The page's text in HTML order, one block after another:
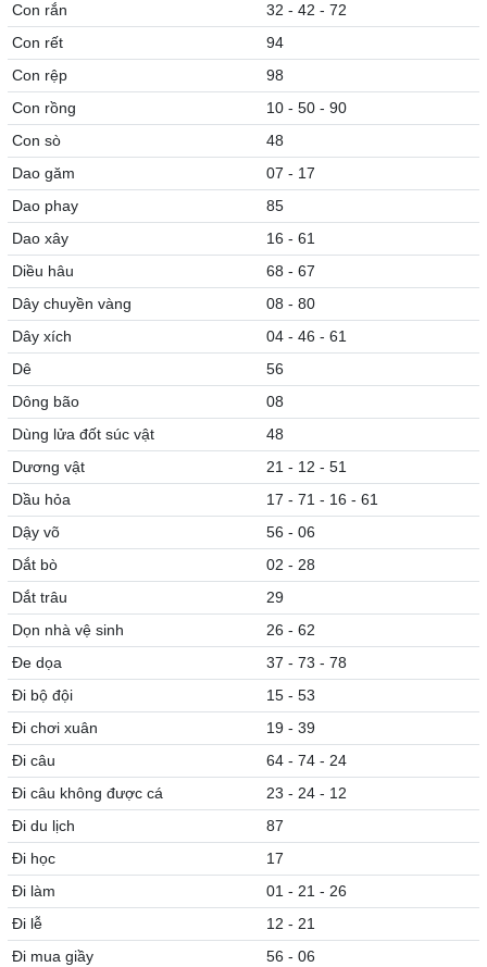
Con rắn
32 - 42 - 72
Con rết
94
Con rệp
98
Con rồng
10 - 50 - 90
Con sò
48
Dao găm
07 - 17
Dao phay
85
Dao xây
16 - 61
Diều hâu
68 - 67
Dây chuyền vàng
08 - 80
Dây xích
04 - 46 - 61
Dê
56
Dông bão
08
Dùng lửa đốt súc vật
48
Dương vật
21 - 12 - 51
Dầu hỏa
17 - 71 - 16 - 61
Dậy võ
56 - 06
Dắt bò
02 - 28
Dắt trâu
29
Dọn nhà vệ sinh
26 - 62
Đe dọa
37 - 73 - 78
Đi bộ đội
15 - 53
Đi chơi xuân
19 - 39
Đi câu
64 - 74 - 24
Đi câu không được cá
23 - 24 - 12
Đi du lịch
87
Đi học
17
Đi làm
01 - 21 - 26
Đi lễ
12 - 21
Đi mua giầy
56 - 06